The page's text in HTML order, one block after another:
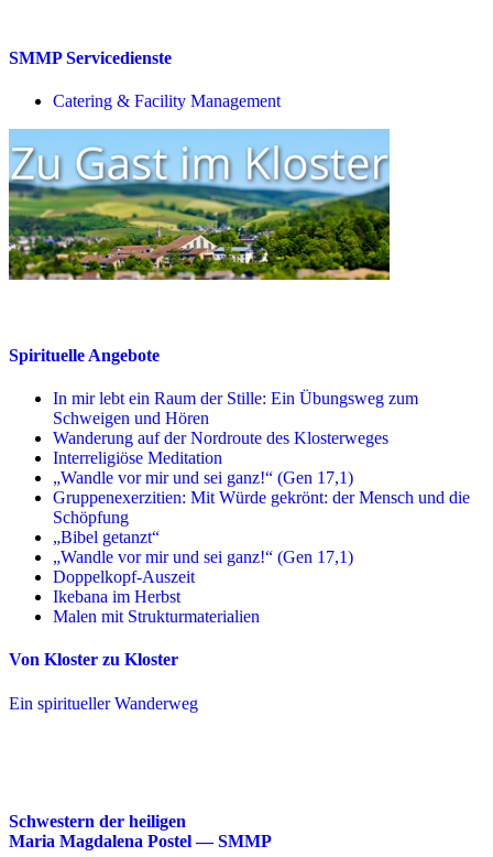
SMMP Servicedienste
Catering & Facility Management
Spirituelle Angebote
In mir lebt ein Raum der Stille: Ein Übungsweg zum
Schweigen und Hören
Wanderung auf der Nordroute des Klosterweges
Interreligiöse Meditation
„Wandle vor mir und sei ganz!“ (Gen 17,1)
Gruppenexerzitien: Mit Würde gekrönt: der Mensch und die
Schöpfung
„Bibel getanzt“
„Wandle vor mir und sei ganz!“ (Gen 17,1)
Doppelkopf-Auszeit
Ikebana im Herbst
Malen mit Strukturmaterialien
Von Kloster zu Kloster
Ein spiritueller Wanderweg
Schwestern der heiligen
Maria Magdalena Postel — SMMP